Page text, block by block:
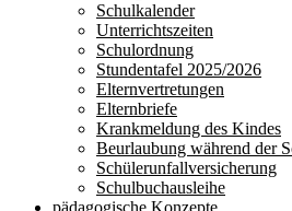
Schulkalender
Unterrichtszeiten
Schulordnung
Stundentafel 2025/2026
Elternvertretungen
Elternbriefe
Krankmeldung des Kindes
Beurlaubung während der
Schülerunfallversicherung
Schulbuchausleihe
pädagogische Konzepte